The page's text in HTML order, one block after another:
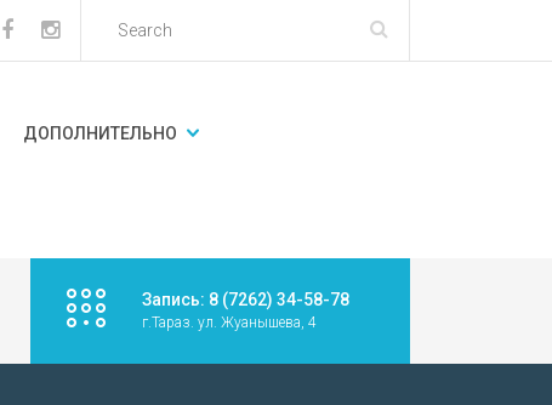
ДОПОЛНИТЕЛЬНО
Запись: 8 (7262) 34-58-78
г.Тараз. ул. Жуанышева, 4